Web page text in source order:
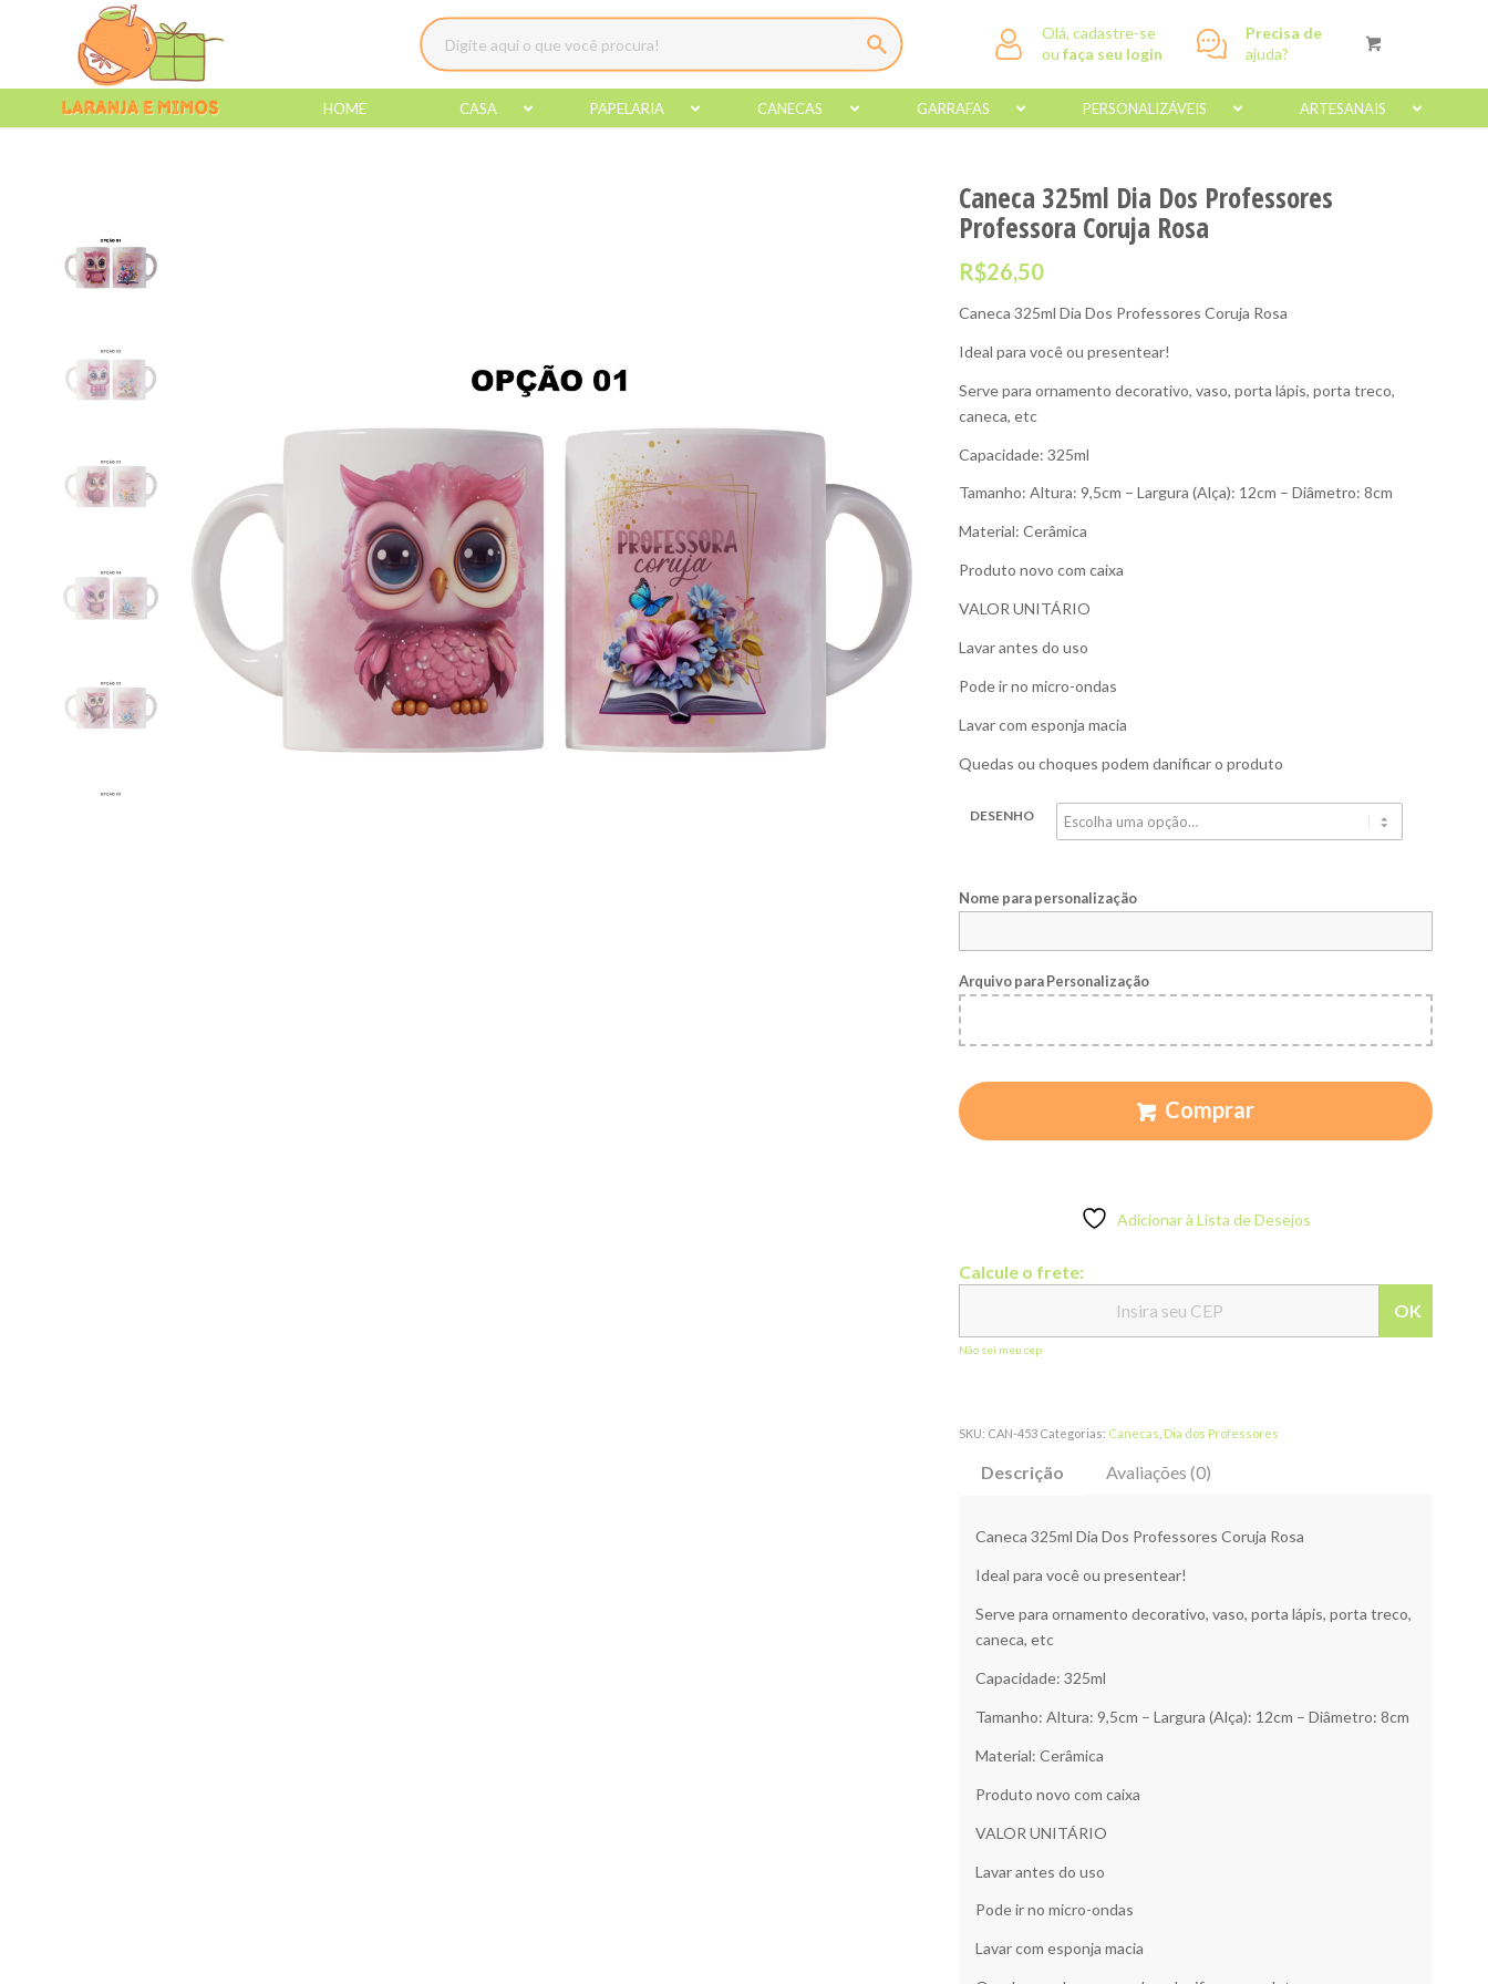
Olá, cadastre-se
oufaça seu login
Precisa de
ajuda?
HOME CASA PAPELARIA CANECAS GARRAFAS PERSONALIZÁVEIS ARTESANAIS
Caneca 325ml Dia Dos Professores
Professora Coruja Rosa
R$26,50
Caneca 325ml Dia Dos Professores Coruja Rosa
Ideal para você ou presentear!
Serve para ornamento decorativo, vaso, porta lápis, porta treco,
caneca, etc
Capacidade: 325ml
Tamanho: Altura: 9,5cm – Largura (Alça): 12cm – Diâmetro: 8cm
Material: Cerâmica
Produto novo com caixa
VALOR UNITÁRIO
Lavar antes do uso
Pode ir no micro-ondas
Lavar com esponja macia
Quedas ou choques podem danificar o produto
DESENHO
Nome para personalização
Arquivo para Personalização
Comprar
Adicionar à Lista de Desejos
Calcule o frete:
OK
Não sei meu cep
SKU: CAN-453 Categorias: Canecas Dia dos Professores
Descrição Avaliações (0)
Caneca 325ml Dia Dos Professores Coruja Rosa
Ideal para você ou presentear!
Serve para ornamento decorativo, vaso, porta lápis, porta treco,
caneca, etc
Capacidade: 325ml
Tamanho: Altura: 9,5cm – Largura (Alça): 12cm – Diâmetro: 8cm
Material: Cerâmica
Produto novo com caixa
VALOR UNITÁRIO
Lavar antes do uso
Pode ir no micro-ondas
Lavar com esponja macia